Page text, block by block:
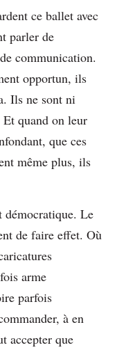
ce ballet avec
parler de
communication.
opportun, ils
Ils ne sont ni
quand on leur
que ces
même plus, ils
démocratique. Le
de faire effet. Où
arme
parfois
à en
accepter que